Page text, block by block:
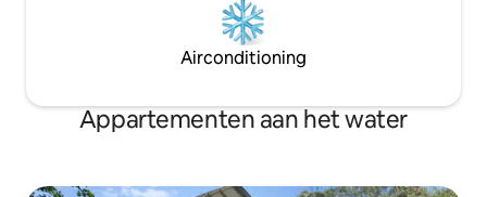
Airconditioning
Appartementen aan het water